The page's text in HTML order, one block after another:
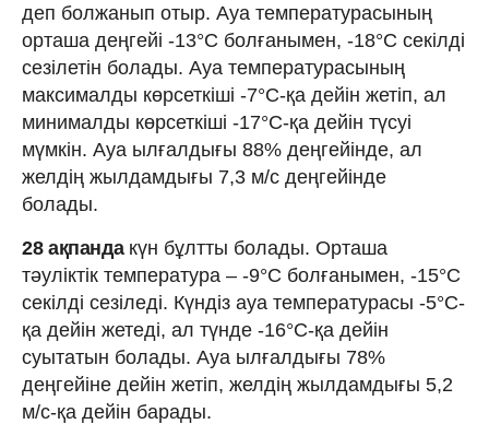
деп болжанып отыр. Ауа температурасының
орташа деңгейі -13°C болғанымен, -18°C секілді
сезілетін болады. Ауа температурасының
максималды көрсеткіші -7°C-қа дейін жетіп, ал
минималды көрсеткіші -17°C-қа дейін түсуі
мүмкін. Ауа ылғалдығы 88% деңгейінде, ал
желдің жылдамдығы 7,3 м/с деңгейінде
болады.
28 ақпандакүн бұлтты болады. Орташа
тәуліктік температура – -9°C болғанымен, -15°C
секілді сезіледі. Күндіз ауа температурасы -5°C-
қа дейін жетеді, ал түнде -16°C-қа дейін
суытатын болады. Ауа ылғалдығы 78%
деңгейіне дейін жетіп, желдің жылдамдығы 5,2
м/с-қа дейін барады.